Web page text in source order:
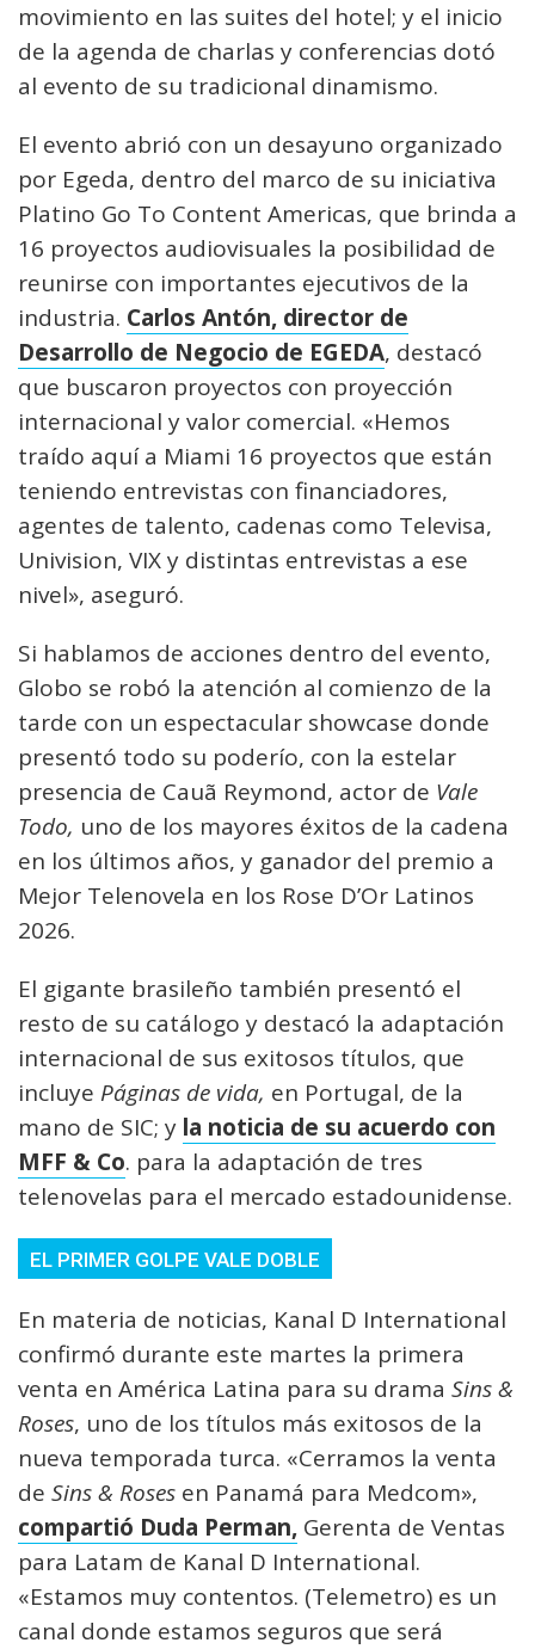
movimiento en las suites del hotel; y el inicio
de la agenda de charlas y conferencias dotó
al evento de su tradicional dinamismo.
El evento abrió con un desayuno organizado
por Egeda, dentro del marco de su iniciativa
Platino Go To Content Americas, que brinda a
16 proyectos audiovisuales la posibilidad de
reunirse con importantes ejecutivos de la
industria. Carlos Antón, director de
Desarrollo de Negocio de EGEDA, destacó
que buscaron proyectos con proyección
internacional y valor comercial. «Hemos
traído aquí a Miami 16 proyectos que están
teniendo entrevistas con financiadores,
agentes de talento, cadenas como Televisa,
Univision, VIX y distintas entrevistas a ese
nivel», aseguró.
Si hablamos de acciones dentro del evento,
Globo se robó la atención al comienzo de la
tarde con un espectacular showcase donde
presentó todo su poderío, con la estelar
presencia de Cauã Reymond, actor de Vale
Todo, uno de los mayores éxitos de la cadena
en los últimos años, y ganador del premio a
Mejor Telenovela en los Rose D’Or Latinos
2026.
El gigante brasileño también presentó el
resto de su catálogo y destacó la adaptación
internacional de sus exitosos títulos, que
incluye Páginas de vida, en Portugal, de la
mano de SIC; y la noticia de su acuerdo con
MFF & Co. para la adaptación de tres
telenovelas para el mercado estadounidense.
EL PRIMER GOLPE VALE DOBLE
En materia de noticias, Kanal D International
confirmó durante este martes la primera
venta en América Latina para su drama Sins &
Roses, uno de los títulos más exitosos de la
nueva temporada turca. «Cerramos la venta
de Sins & Roses en Panamá para Medcom»,
compartió Duda Perman, Gerenta de Ventas
para Latam de Kanal D International.
«Estamos muy contentos. (Telemetro) es un
canal donde estamos seguros que será